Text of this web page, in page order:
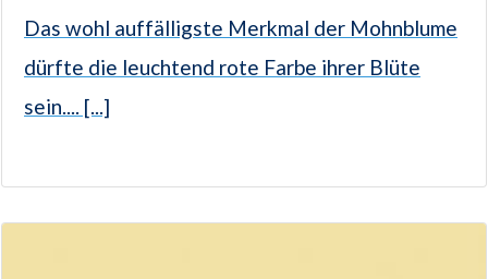
Das wohl auffälligste Merkmal der Mohnblume
dürfte die leuchtend rote Farbe ihrer Blüte
sein.... [...]